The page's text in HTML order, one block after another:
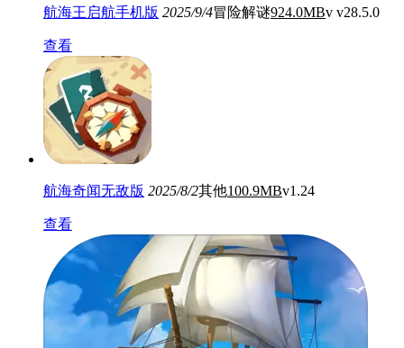
航海王启航手机版 2025/9/4冒险解谜924.0MBv v28.5.0
查看
航海奇闻无敌版 2025/8/2其他100.9MBv1.24
查看